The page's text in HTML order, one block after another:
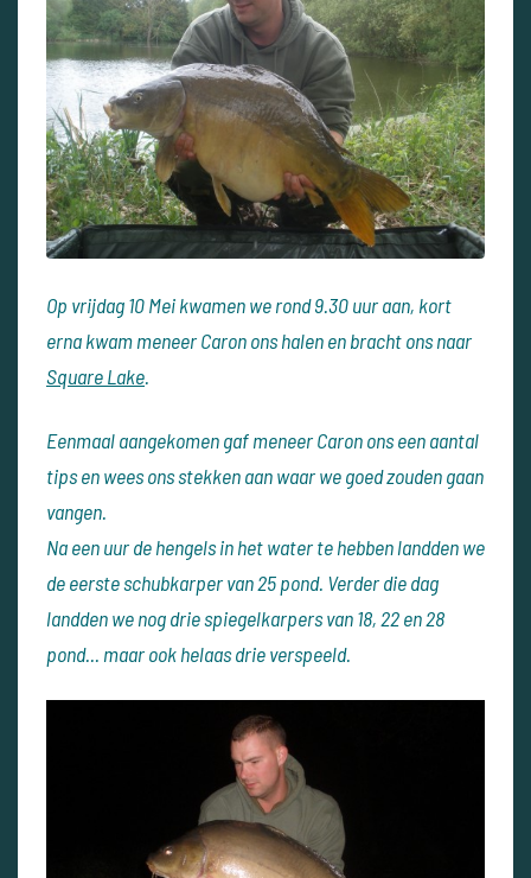
Op vrijdag 10 Mei kwamen we rond 9.30 uur aan, kort
erna kwam meneer Caron ons halen en bracht ons naar
Square Lake.
Eenmaal aangekomen gaf meneer Caron ons een aantal
tips en wees ons stekken aan waar we goed zouden gaan
vangen.
Na een uur de hengels in het water te hebben landden we
de eerste schubkarper van 25 pond. Verder die dag
landden we nog drie spiegelkarpers van 18, 22 en 28
pond... maar ook helaas drie verspeeld.